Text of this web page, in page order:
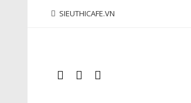
SIEUTHICAFE.VN